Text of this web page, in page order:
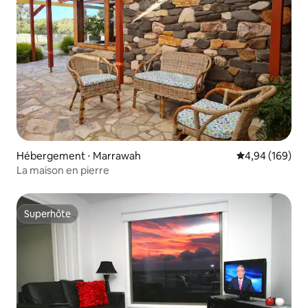
Hébergement ⋅ Marrawah Évaluation
4,94 (169)
La maison en pierre
Superhôte
Superhôte